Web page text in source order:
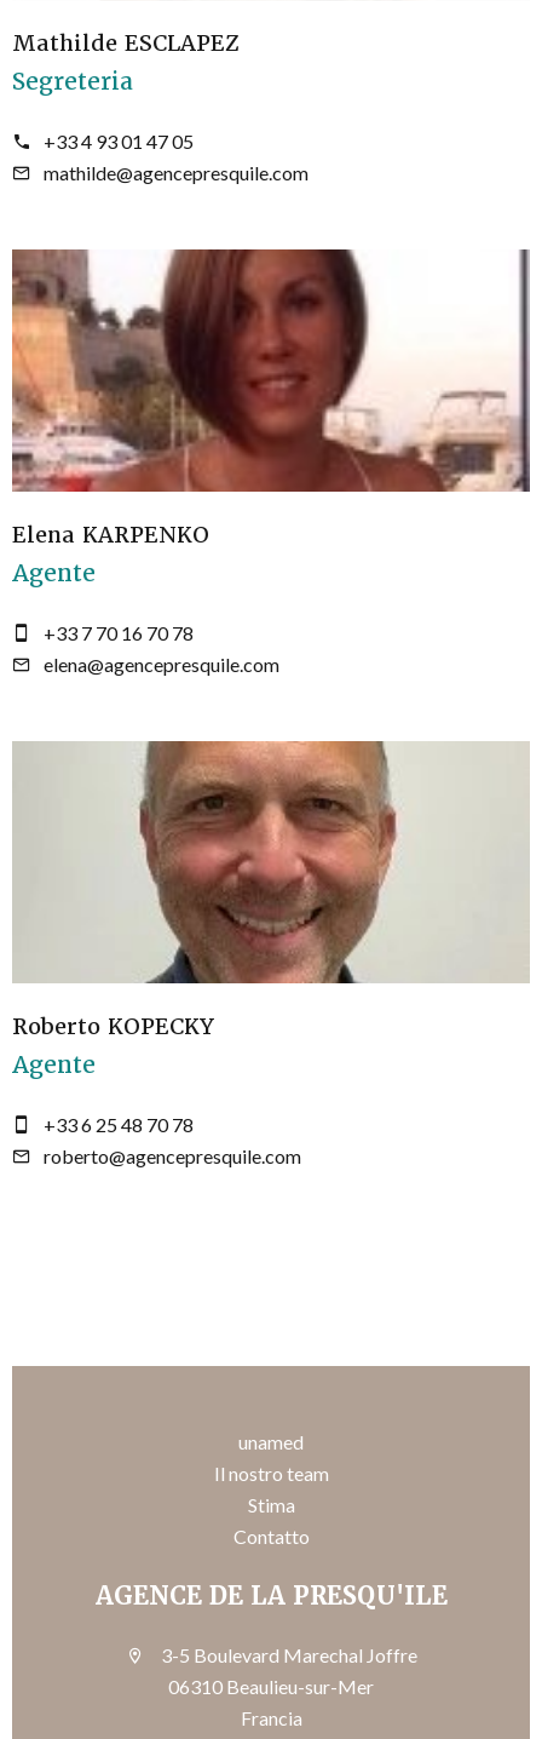
Mathilde ESCLAPEZ
Segreteria
+33 4 93 01 47 05
mathilde@agencepresquile.com
Elena KARPENKO
Agente
+33 7 70 16 70 78
elena@agencepresquile.com
Roberto KOPECKY
Agente
+33 6 25 48 70 78
roberto@agencepresquile.com
unamed
Il nostro team
Stima
Contatto
AGENCE DE LA PRESQU'ILE
3-5 Boulevard Marechal Joffre
06310 Beaulieu-sur-Mer
Francia